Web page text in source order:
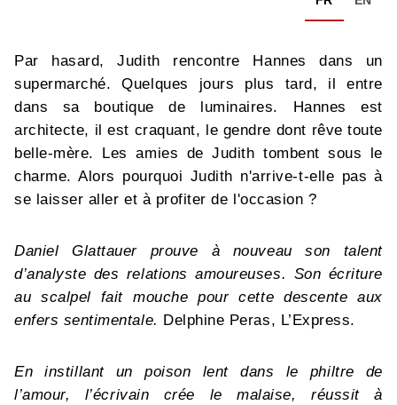
Par hasard, Judith rencontre Hannes dans un
supermarché. Quelques jours plus tard, il entre
dans sa boutique de luminaires. Hannes est
architecte, il est craquant, le gendre dont rêve toute
belle-mère. Les amies de Judith tombent sous le
charme. Alors pourquoi Judith n'arrive-t-elle pas à
se laisser aller et à profiter de l'occasion ?
Daniel Glattauer prouve à nouveau son talent
d’analyste des relations amoureuses. Son écriture
au scalpel fait mouche pour cette descente aux
enfers sentimentale. Delphine Peras, L’Express.
En instillant un poison lent dans le philtre de
l’amour, l’écrivain crée le malaise, réussit à